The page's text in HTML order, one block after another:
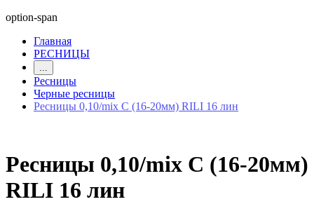
option-span
Главная
РЕСНИЦЫ
...
Ресницы
Черные ресницы
Ресницы 0,10/mix С (16-20мм) RILI 16 лин
Ресницы 0,10/mix С (16-20мм)
RILI 16 лин